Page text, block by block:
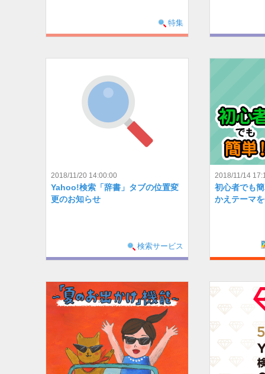
特集
2018/11/20 14:00:00
Yahoo!検索「辞書」タブの位置変
更のお知らせ
検索サービス
2018/11/14
初心者でも
かえテーマ